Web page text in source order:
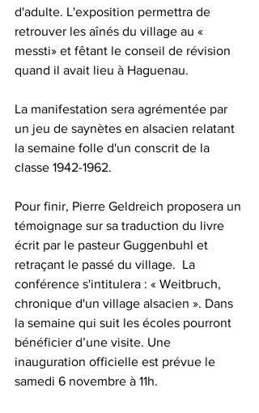
d'adulte. L'exposition permettra de
retrouver les aînés du village au «
messti» et fêtant le conseil de révision
quand il avait lieu à Haguenau.
La manifestation sera agrémentée par
un jeu de saynètes en alsacien relatant
la semaine folle d'un conscrit de la
classe 1942-1962.
Pour finir, Pierre Geldreich proposera un
témoignage sur sa traduction du livre
écrit par le pasteur Guggenbuhl et
retraçant le passé du village.  La
conférence s'intitulera : « Weitbruch,
chronique d'un village alsacien ». Dans
la semaine qui suit les écoles pourront
bénéficier d’une visite. Une
inauguration officielle est prévue le
samedi 6 novembre à 11h.